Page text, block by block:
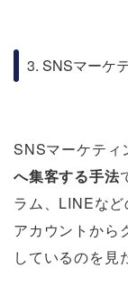
3. SNSマーケ
SNSマーケティ
へ集客する手法
ラム、LINEな
アカウントから
しているのを見